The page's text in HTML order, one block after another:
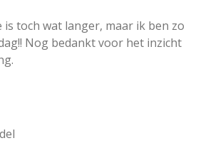
toch wat langer, maar ik ben zo
Nog bedankt voor het inzicht